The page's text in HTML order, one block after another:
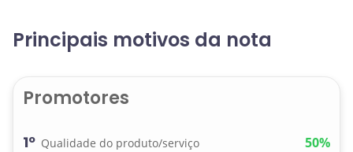
Principais motivos da nota
Promotores
1º Qualidade do produto/serviço 50%